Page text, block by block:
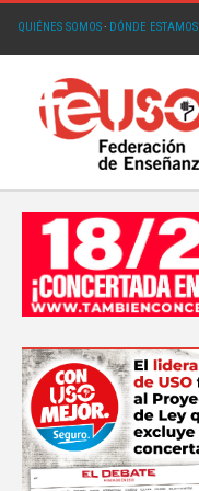
QUIÉNES SOMOS· DÓNDE ESTAMOS